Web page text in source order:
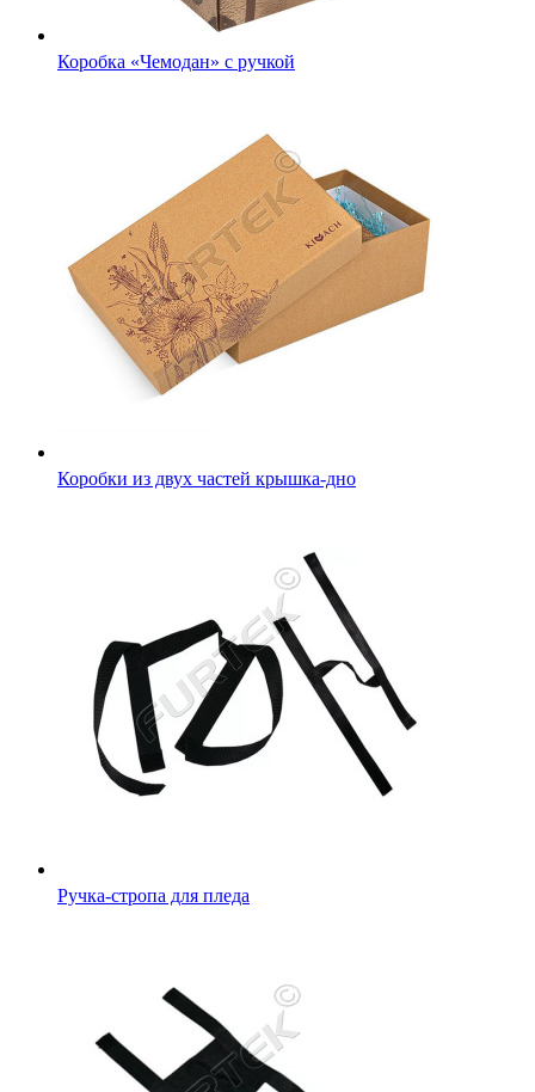
Коробка «Чемодан» с ручкой
Коробки из двух частей крышка-дно
Ручка-стропа для пледа